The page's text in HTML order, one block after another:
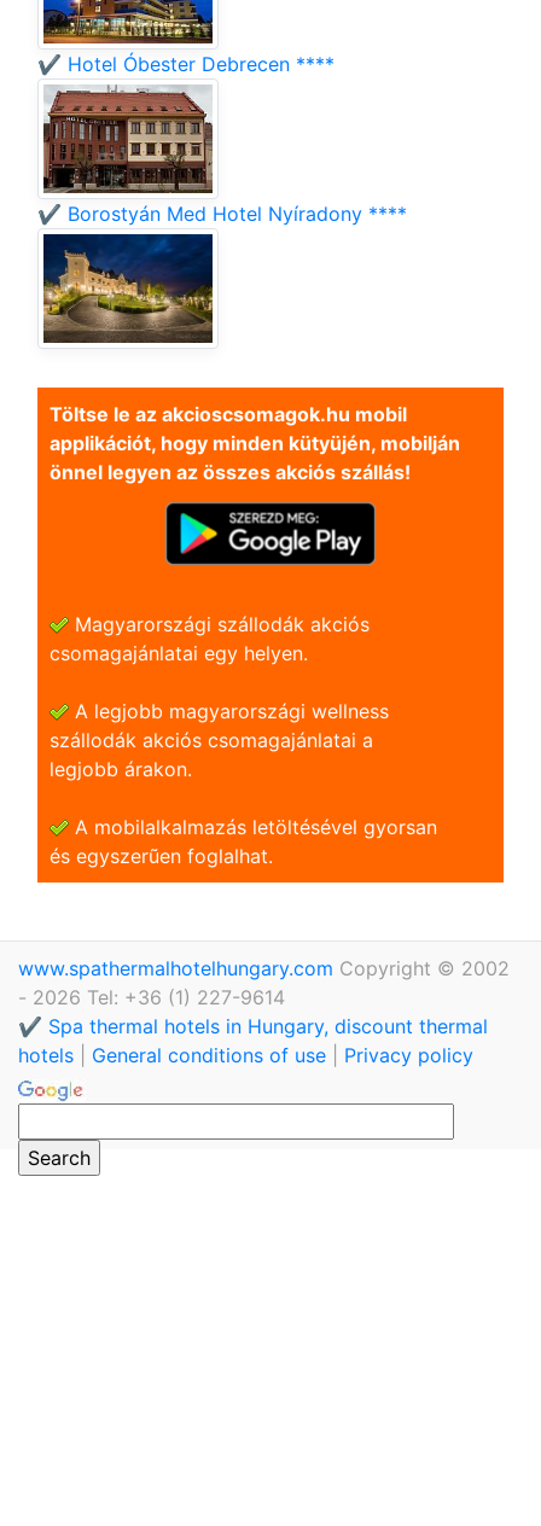
✔️ Hotel Óbester Debrecen ****
✔️ Borostyán Med Hotel Nyíradony ****
Töltse le az akcioscsomagok.hu mobil
applikációt, hogy minden kütyüjén, mobilján
önnel legyen az összes akciós szállás!
Magyarországi szállodák akciós
csomagajánlatai egy helyen.
A legjobb magyarországi wellness
szállodák akciós csomagajánlatai a
legjobb árakon.
A mobilalkalmazás letöltésével gyorsan
és egyszerũen foglalhat.
www.spathermalhotelhungary.com Copyright © 2002
- 2026 Tel: +36 (1) 227-9614
✔️ Spa thermal hotels in Hungary, discount thermal
hotels
General conditions of use Privacy policy